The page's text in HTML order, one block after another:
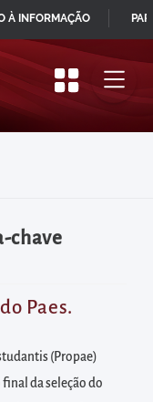
chave
Paes.
(Propae)
da seleção do
À INFORMAÇÃO